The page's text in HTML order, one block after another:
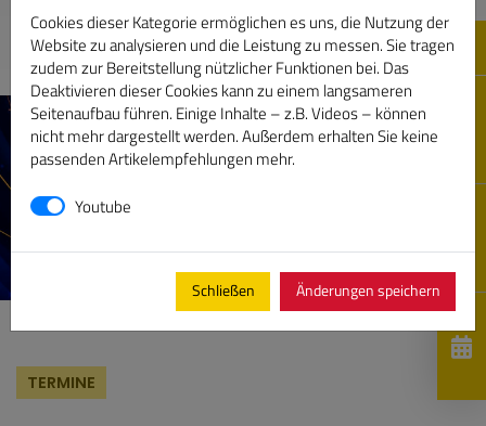
TERMINE
Cookies dieser Kategorie ermöglichen es uns, die Nutzung der
Website zu analysieren und die Leistung zu messen. Sie tragen
zudem zur Bereitstellung nützlicher Funktionen bei. Das
Deaktivieren dieser Cookies kann zu einem langsameren
Seitenaufbau führen. Einige Inhalte – z.B. Videos – können
nicht mehr dargestellt werden. Außerdem erhalten Sie keine
passenden Artikelempfehlungen mehr.
Youtube
Schließen Änderungen speichern